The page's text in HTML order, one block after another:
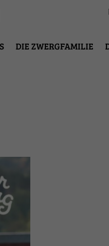
DIE ZWERGFAMILIE